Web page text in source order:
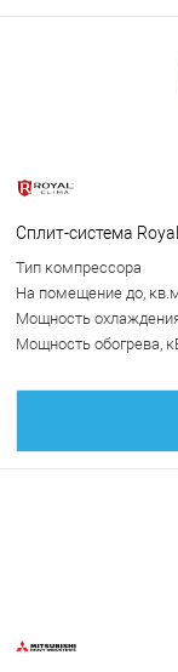
Сплит-система
Тип компрессора
На помещение до,
Мощность
Мощность обогрева,